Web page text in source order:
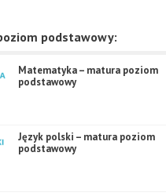
podstawowy:
Matematyka – matura poziom
podstawowy
Język polski – matura poziom
podstawowy